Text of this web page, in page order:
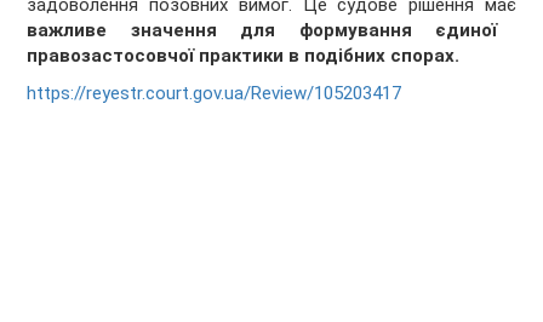
задоволення позовних вимог. Це судове рішення має
важливе значення для формування єдиної
правозастосовчої практики в подібних спорах.
https://reyestr.court.gov.ua/Review/105203417